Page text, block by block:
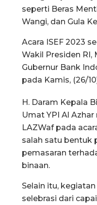
seperti Beras
Wangi, dan Gula
Acara ISEF 2023
Wakil Presiden RI,
Gubernur Bank
pada Kamis, (26/
H. Daram Kepala
Umat YPI Al
LAZWaf pada
salah satu bentuk
pemasaran
binaan.
Selain itu,
selebrasi dari